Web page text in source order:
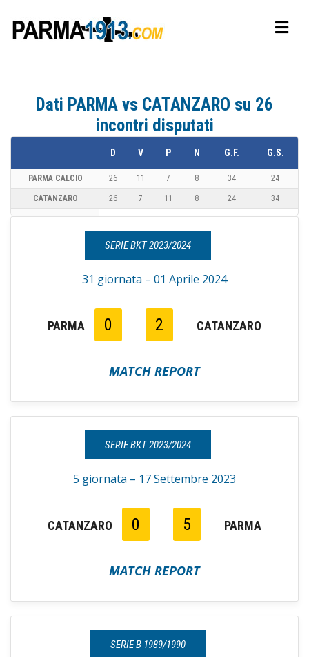
Dati PARMA vs CATANZARO su 26
incontri disputati
D V P N G.F. G.S.
PARMA CALCIO 26 11 7 8 34 24
CATANZARO 26 7 11 8 24 34
SERIE BKT 2023/2024
31 giornata – 01 Aprile 2024
PARMA 0 2 CATANZARO
MATCH REPORT
SERIE BKT 2023/2024
5 giornata – 17 Settembre 2023
CATANZARO 0 5 PARMA
MATCH REPORT
SERIE B 1989/1990